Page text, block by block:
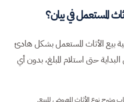
المستعمل في بيان؟
بيع الأثاث المستعمل بشكل هادئ
حتى استلام المبلغ، بدون أي
وشرح نوع الأثاث المعروض للبيع.